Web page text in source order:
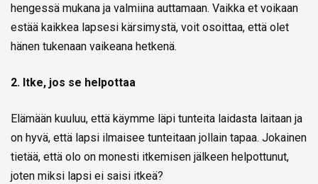
hengessä mukana ja valmiina auttamaan. Vaikka et voikaan
estää kaikkea lapsesi kärsimystä, voit osoittaa, että olet
hänen tukenaan vaikeana hetkenä.
2. Itke, jos se helpottaa
Elämään kuuluu, että käymme läpi tunteita laidasta laitaan ja
on hyvä, että lapsi ilmaisee tunteitaan jollain tapaa. Jokainen
tietää, että olo on monesti itkemisen jälkeen helpottunut,
joten miksi lapsi ei saisi itkeä?